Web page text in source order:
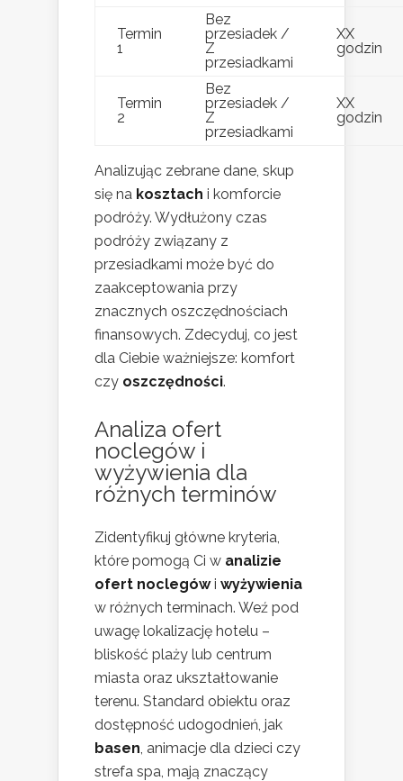
Termin
1
Bez
przesiadek /
Z
przesiadkami
XX
godzin
Termin
2
Bez
przesiadek /
Z
przesiadkami
XX
godzin
Analizując zebrane dane, skup
się na kosztach i komforcie
podróży. Wydłużony czas
podróży związany z
przesiadkami może być do
zaakceptowania przy
znacznych oszczędnościach
finansowych. Zdecyduj, co jest
dla Ciebie ważniejsze: komfort
czy oszczędności.
Analiza ofert
noclegów i
wyżywienia dla
różnych terminów
Zidentyfikuj główne kryteria,
które pomogą Ci w analizie
ofert noclegówi wyżywienia
w różnych terminach. Weź pod
uwagę lokalizację hotelu –
bliskość plaży lub centrum
miasta oraz ukształtowanie
terenu. Standard obiektu oraz
dostępność udogodnień, jak
basen , animacje dla dzieci czy
strefa spa, mają znaczący